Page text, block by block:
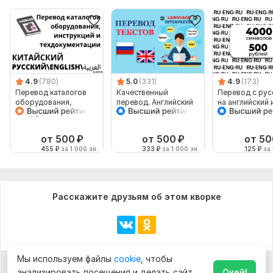
4.9 (780)
Перевод каталогов
оборудования,
инструкций и
от 500 ₽
455 ₽ за 1 000 зн.
5.0 (331)
Качественный
перевод. Английский
язык
от 500 ₽
333 ₽ за 1 000 зн.
4.9 (173)
Перевод с
на английский
обратно
от
125 ₽ за
Расскажите друзьям об этом кворке
Мы используем файлы cookie , чтобы